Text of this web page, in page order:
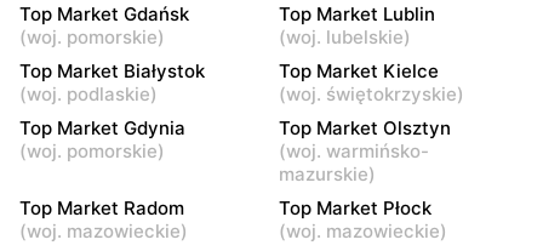
Warszawa, ul. Władysława
Broniewskiego 85
Warszawa al.
Niepodległości 19
Top Market
Warszawa, ul. Piotra
Wysockiego 6
Top Market
Ruda, ul. Ruda 5
Top Market
Warszawa, ul.
Top Market
Warszawa, ul. Jana III
Top Market Gdańsk
(woj. pomorskie)
Top Market Lublin
(woj. lubelskie)
Top Market Białystok
(woj. podlaskie)
Top Market Kielce
(woj. świętokrzyskie)
Top Market Gdynia
(woj. pomorskie)
Top Market Olsztyn
(woj. warmińsko-
mazurskie)
Top Market Radom
(woj. mazowieckie)
Top Market Płock
(woj. mazowieckie)